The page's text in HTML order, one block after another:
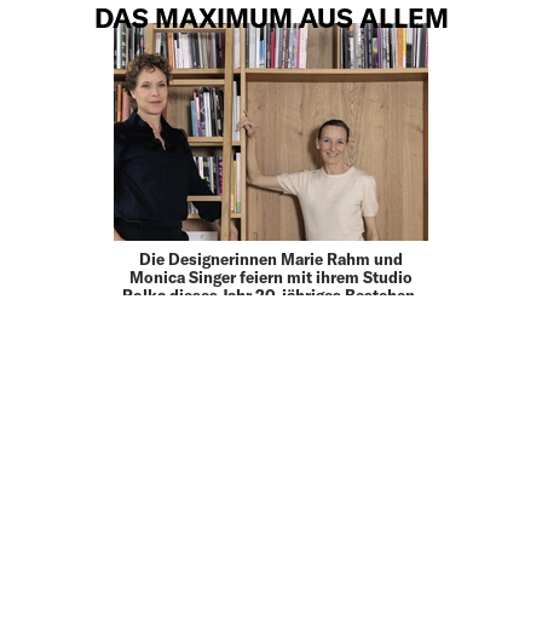
DAS MAXIMUM AUS ALLEM
Die Designerinnen Marie Rahm und
Monica Singer feiern mit ihrem Studio
Polka dieses Jahr 20-jähriges Bestehen.